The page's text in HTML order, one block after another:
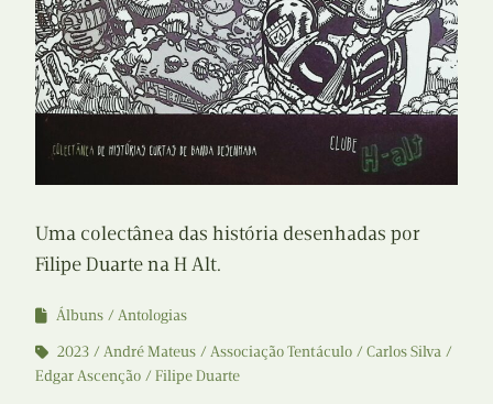
Uma colectânea das história desenhadas por
Filipe Duarte na H Alt.
Álbuns
Antologias
2023
André Mateus Associação Tentáculo
Carlos Silva
Edgar Ascenção
Filipe Duarte